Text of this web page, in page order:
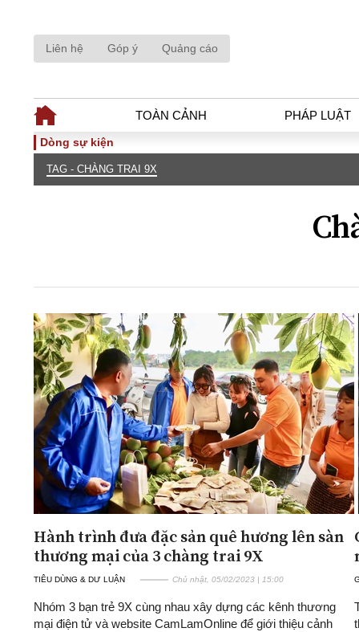
Liên hệ Góp ý Quảng cáo
TOÀN CẢNH PHÁP LUẬT
TOÀN CẢNH
Thế giới
Góc nhìn luật
An ninh -
ĐA CHIỀU
Quan điểm
Xi nhan Trái Phải
Bạn đọc viết
INFOCUS
Dòng sự kiện
TAG - CHÀNG TRAI 9X
Hành trình đưa đặc sản quê hương lên sàn
thương mại của 3 chàng trai 9X
TIÊU DÙNG & DƯ LUẬN Chủ nhật, 05/02/2023 | 15:00
Nhóm 3 bạn trẻ 9X cùng nhau xây dựng các kênh thương
mại điện tử và website CamLamOnline để giới thiệu cảnh